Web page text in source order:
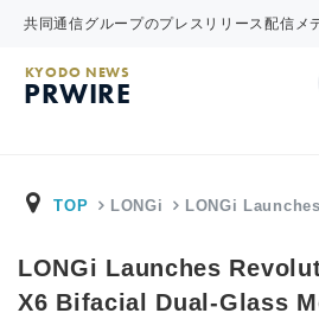
共同通信グループのプレスリリース配信メ
KYODO NEWS
PRWIRE
TOP LONGi LONGi
LONGi Launches
X6 Bifacial Dual-Glass